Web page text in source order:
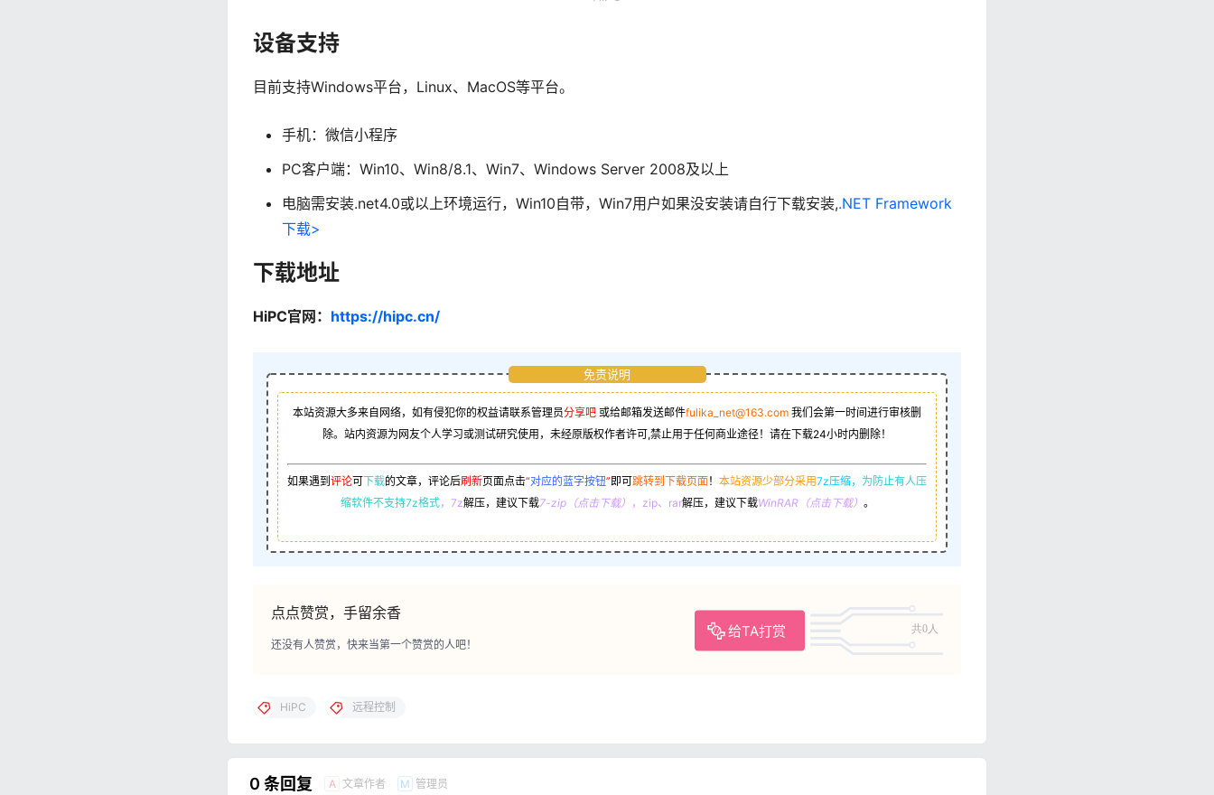
设备支持
目前支持Windows平台，Linux、MacOS等平台。
手机：微信小程序
PC客户端：Win10、Win8/8.1、Win7、Windows Server 2008及以上
电脑需安装.net4.0或以上环境运行，Win10自带，Win7用户如果没安装请自行下载安装,.NET Framework
下载>
下载地址
HiPC官网： https://hipc.cn/
免责说明
本站资源大多来自网络，如有侵犯你的权益请联系管理员分享吧 或给邮箱发送邮件fulika_net@163.com 我们会第一时间进行审核删
除。站内资源为网友个人学习或测试研究使用，未经原版权作者许可,禁止用于任何商业途径！请在下载24小时内删除！
如果遇到 评论可下载的文章，评论后刷新页面点击“对应的蓝字按钮” 即可跳转到下载页面！ 本站资源少部分采用7z压缩， 为防止有人压
缩软件不支持7z格式，7z解压，建议下载7-zip（点击下载） ，zip、rar解压，建议下载WinRAR（点击下载） 。
点点赞赏，手留余香
给TA打赏 共0人
还没有人赞赏，快来当第一个赞赏的人吧！
HiPC 远程控制
0 条回复 A 文章作者 M 管理员